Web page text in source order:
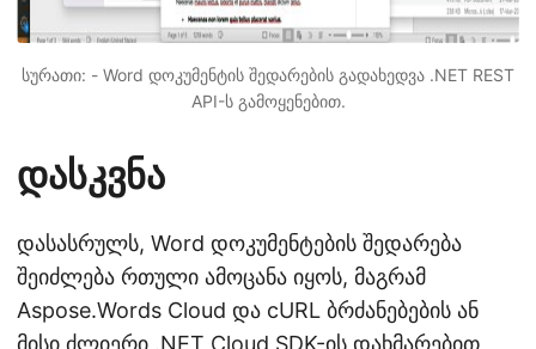
სურათი: - Word დოკუმენტის შედარების გადახედვა .NET REST
API-ს გამოყენებით.
დასკვნა
დასასრულს, Word დოკუმენტების შედარება
შეიძლება რთული ამოცანა იყოს, მაგრამ
Aspose.Words Cloud და cURL ბრძანებების ან
მისი ძლიერი .NET Cloud SDK-ის დახმარებით